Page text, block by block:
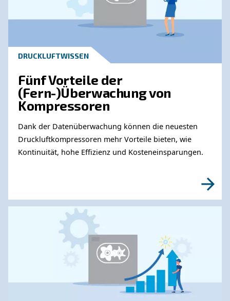
Erfahren Sie mehr zu
Themen
DRUCKLUFTWISSEN
Unser
Kompressoren
Diese Kompressorinnovation führt zu